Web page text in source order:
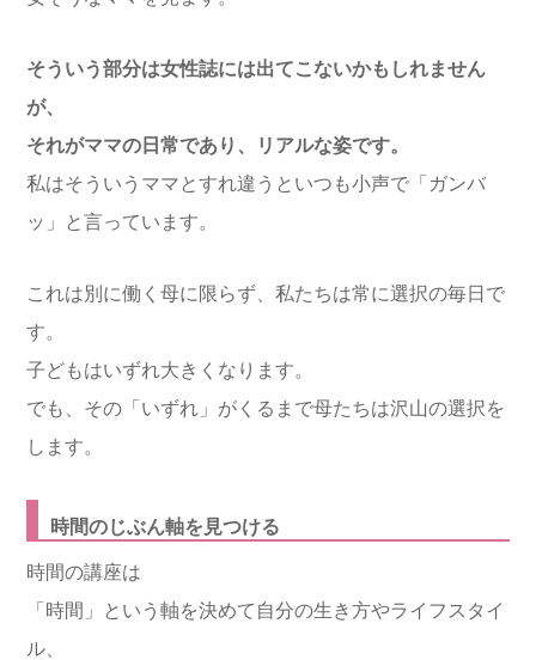
そういう部分は女性誌には出てこないかもしれません
が、
それがママの日常であり、リアルな姿です。
私はそういうママとすれ違うといつも小声で「ガンバ
ッ」と言っています。
これは別に働く母に限らず、私たちは常に選択の毎日で
す。
子どもはいずれ大きくなります。
でも、その「いずれ」がくるまで母たちは沢山の選択を
します。
時間のじぶん軸を見つける
時間の講座は
「時間」という軸を決めて自分の生き方やライフスタイ
ル、